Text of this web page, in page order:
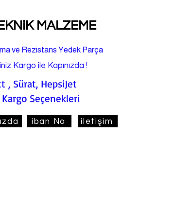
MALZEME
ve Rezistans Yedek Parça
Kargo ile Kapınızda !
, Sürat, HepsiJet
Kargo Seçenekleri
iban No iletişim